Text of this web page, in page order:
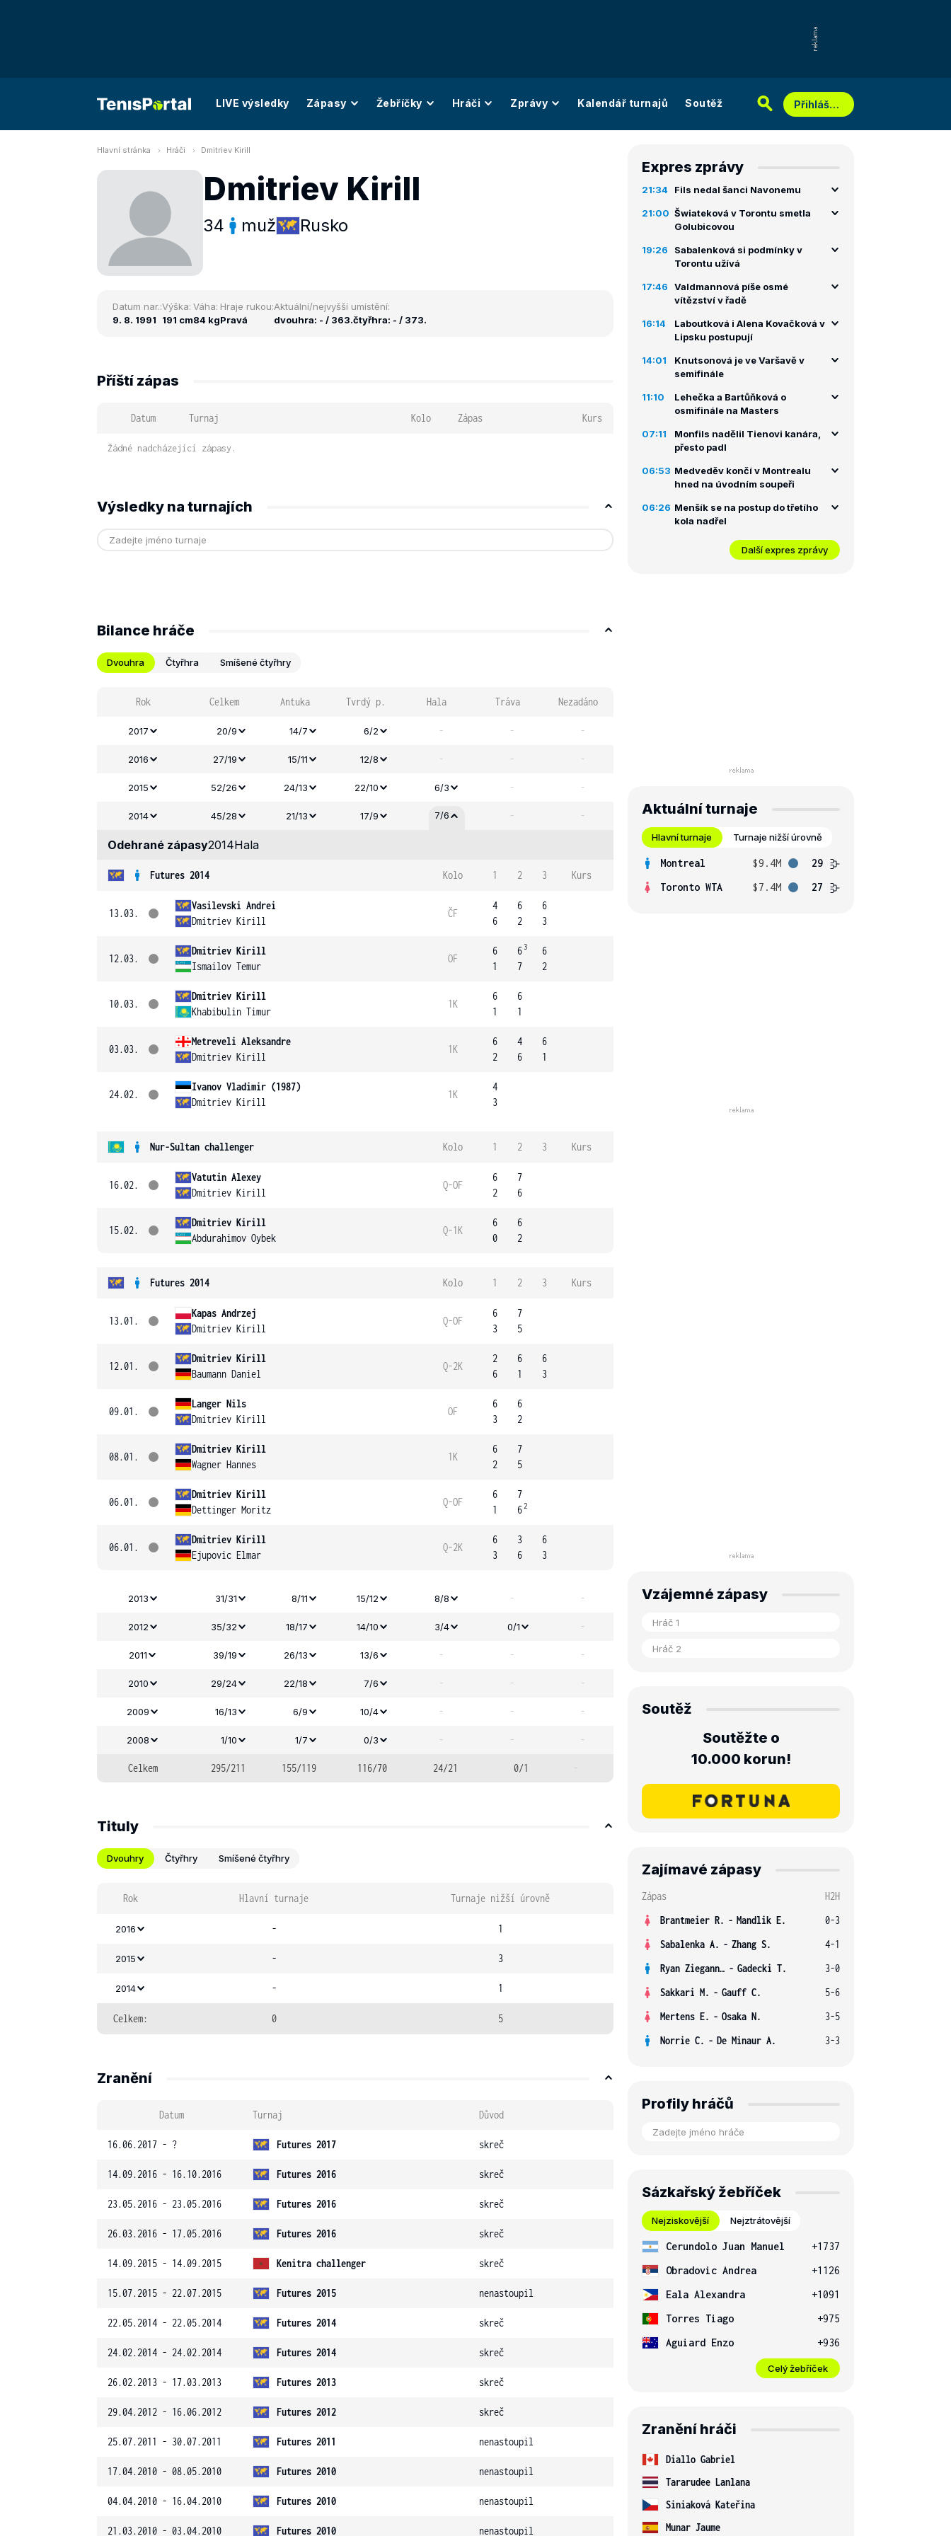
LIVE výsledky Zápasy Žebříčky Hráči Zprávy Kalendář turnajů Soutěž Přihlášení
Hlavní stránka Hráči Dmitriev Kirill
Dmitriev Kirill
34 muž Rusko
Datum nar.:
9. 8. 1991
Výška:
191 cm
Váha:
84 kg
Hraje rukou:
Pravá
Aktuální/nejvyšší umístění:
dvouhra: - / 363.čtyřhra: - / 373.
Příští zápas
Datum Turnaj Kolo Zápas Kurs
Žádné nadcházející zápasy.
Výsledky na turnajích
Bilance hráče
Dvouhra Čtyřhra Smíšené čtyřhry
Rok Celkem Antuka Tvrdý p. Hala Tráva Nezadáno
2017 20/9 14/7 6/2 - - -
2016 27/19 15/11 12/8 - - -
2015 52/26 24/13 22/10 6/3 - -
2014 45/28 21/13 17/9 7/6 - -
Odehrané zápasy2014Hala
Futures 2014 Kolo 1 2 3 Kurs
13.03.
Vasilevski Andrei
Dmitriev Kirill
ČF
4
6
6
2
6
3
12.03.
Dmitriev Kirill
Ismailov Temur
OF
6
1
6 3
7
6
2
10.03.
Dmitriev Kirill
Khabibulin Timur
1K
6
1
6
1
03.03.
Metreveli Aleksandre
Dmitriev Kirill
1K
6
2
4
6
6
1
24.02.
Ivanov Vladimir (1987)
Dmitriev Kirill
1K
4
3
Nur-Sultan challenger Kolo 1 2 3 Kurs
16.02.
Vatutin Alexey
Dmitriev Kirill
Q-OF
6
2
7
6
15.02.
Dmitriev Kirill
Abdurahimov Oybek
Q-1K
6
0
6
2
Futures 2014 Kolo 1 2 3 Kurs
13.01.
Kapas Andrzej
Dmitriev Kirill
Q-OF
6
3
7
5
12.01.
Dmitriev Kirill
Baumann Daniel
Q-2K
2
6
6
1
6
3
09.01.
Langer Nils
Dmitriev Kirill
OF
6
3
6
2
08.01.
Dmitriev Kirill
Wagner Hannes
1K
6
2
7
5
06.01.
Dmitriev Kirill
Dettinger Moritz
Q-OF
6
1
7
62
06.01.
Dmitriev Kirill
Ejupovic Elmar
Q-2K
6
3
3
6
6
3
2013 31/31 8/11 15/12 8/8 - -
2012 35/32 18/17 14/10 3/4 0/1 -
2011 39/19 26/13 13/6 - - -
2010 29/24 22/18 7/6 - - -
2009 16/13 6/9 10/4 - - -
2008 1/10 1/7 0/3 - - -
Celkem 295/211 155/119 116/70 24/21 0/1 -
Tituly
Dvouhry Čtyřhry Smíšené čtyřhry
Rok Hlavní turnaje Turnaje nižší úrovně
2016 - 1
2015 - 3
2014 - 1
Celkem: 0 5
Zranění
Datum Turnaj Důvod
16.06.2017 - ? Futures 2017 skreč
14.09.2016 - 16.10.2016 Futures 2016 skreč
23.05.2016 - 23.05.2016 Futures 2016 skreč
26.03.2016 - 17.05.2016 Futures 2016 skreč
14.09.2015 - 14.09.2015 Kenitra challenger skreč
15.07.2015 - 22.07.2015 Futures 2015 nenastoupil
22.05.2014 - 22.05.2014 Futures 2014 skreč
24.02.2014 - 24.02.2014 Futures 2014 skreč
26.02.2013 - 17.03.2013 Futures 2013 skreč
29.04.2012 - 16.06.2012 Futures 2012 skreč
25.07.2011 - 30.07.2011 Futures 2011 nenastoupil
17.04.2010 - 08.05.2010 Futures 2010 nenastoupil
04.04.2010 - 16.04.2010 Futures 2010 nenastoupil
21.03.2010 - 03.04.2010 Futures 2010 nenastoupil
Expres zprávy
21:34 Fils nedal šanci Navonemu
21:00 Šwiateková v Torontu smetla
Golubicovou
19:26
Sabalenková si podmínky v
Torontu užívá
17:46
Valdmannová píše osmé
vítězství v řadě
16:14
Laboutková i Alena Kovačková v
Lipsku postupují
14:01
Knutsonová je ve Varšavě v
semifinále
11:10
Lehečka a Bartůňková o
osmifinále na Masters
07:11
Monfils nadělil Tienovi kanára,
přesto padl
06:53 Medveděv končí v Montrealu
hned na úvodním soupeři
06:26 Menšík se na postup do třetího
kola nadřel
Další expres zprávy
Aktuální turnaje
Hlavní turnaje Turnaje nižší úrovně
Montreal $9.4M
29
Toronto WTA
$7.4M 27
Vzájemné zápasy
Soutěž
Soutěžte o
10.000 korun!
Zajímavé zápasy
Zápas
H2H
Brantmeier R. - Mandlik E.
0-3
Sabalenka A. - Zhang S.
4-1
Ryan Ziegann S. - Gadecki T.
3-0
Sakkari M. - Gauff C.
5-6
Mertens E. - Osaka N.
3-5
Norrie C. - De Minaur A. 3-3
Profily hráčů
Sázkařský žebříček
Nejziskovější Nejztrátovější
Cerundolo Juan Manuel
+1737
Obradovic Andrea
+1126
Eala Alexandra
+1091
Torres Tiago
+975
Aguiard Enzo
+936
Celý žebříček
Zranění hráči
Diallo Gabriel
Tararudee Lanlana
Siniaková Kateřina
Munar Jaume